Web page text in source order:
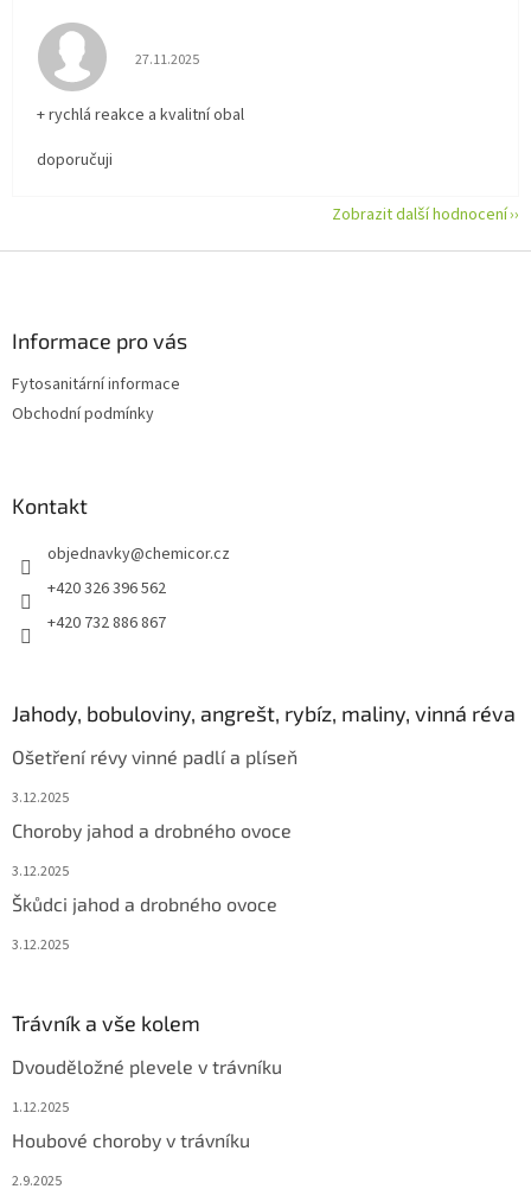
Hodnocení obchodu je 5 z 5 hvězdiček.
27.11.2025
+ rychlá reakce a kvalitní obal
doporučuji
Zobrazit další hodnocení
Informace pro vás
Fytosanitární informace
Obchodní podmínky
Kontakt
objednavky@chemicor.cz
+420 326 396 562
+420 732 886 867
Jahody, bobuloviny, angrešt, rybíz, maliny, vinná réva
Ošetření révy vinné padlí a plíseň
3.12.2025
Choroby jahod a drobného ovoce
3.12.2025
Škůdci jahod a drobného ovoce
3.12.2025
Trávník a vše kolem
Dvouděložné plevele v trávníku
1.12.2025
Houbové choroby v trávníku
2.9.2025